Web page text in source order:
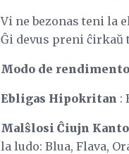
Vi ne bezonas teni la
Ĝi devus preni
Modo de rendimento
Ebligas Hipokritan :
Malŝlosi Ĉiujn
la ludo: Blua, Flava,